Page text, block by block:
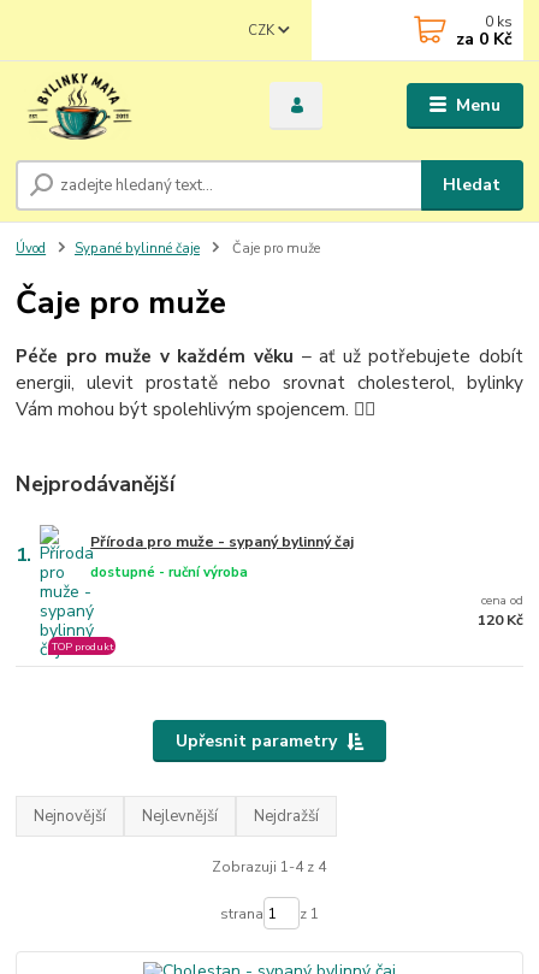
Menu
CZK
Hledat
0 ks
za 0 Kč
Úvod Sypané bylinné čaje Čaje pro muže
Čaje pro muže
Péče pro muže v každém věku – ať už potřebujete dobít
energii, ulevit prostatě nebo srovnat cholesterol, bylinky
Vám mohou být spolehlivým spojencem. 🧔‍♂
Nejprodávanější
1. Příroda pro muže - sypaný bylinný čaj
dostupné - ruční výroba
TOP produkt
cena od
120 Kč
Upřesnit parametry
Nejnovější Nejlevnější Nejdražší
Zobrazuji 1-4 z 4
strana z 1